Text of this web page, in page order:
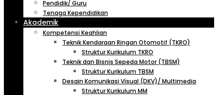
Pendidik/ Guru
Tenaga Kependidikan
Akademik
Kompetensi Keahlian
Teknik Kendaraan Ringan Otomotif (TKRO)
Struktur Kurikulum TKRO
Teknik dan Bisnis Sepeda Motor (TBSM)
Struktur Kurikulum TBSM
Desain Komunikasi Visual (DKV)/ Multimedia
Struktur Kurikulum MM